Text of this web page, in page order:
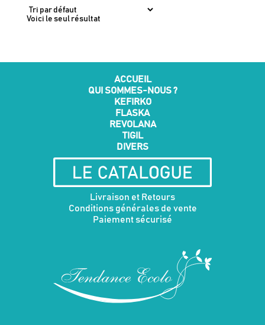
variations.
sur
la
page
du
produit
Voici le seul résultat
ACCUEIL
QUI SOMMES-NOUS ?
KEFIRKO
FLASKA
REVOLANA
TIGIL
DIVERS
Livraison et Retours
Conditions générales de vente
Paiement sécurisé